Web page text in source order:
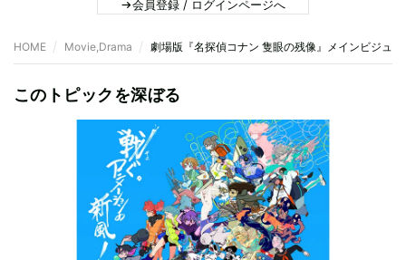
会員登録 / ログインページへ
HOME Movie,Drama 劇場版『名探偵コナン 隻眼の残像』メインビジュ
このトピックを深ぼる